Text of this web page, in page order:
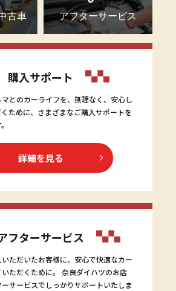
古車 アフターサービス
購入サポート
とのカーライフを、無理なく、安心し
ために、さまざまなご購入サポートを
詳細を見る
フターサービス
ただいたお客様に、安心で快適なカー
ただくために。 奈良ダイハツのお店
サービスでしっかりサポートいたしま